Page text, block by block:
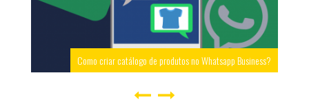
Como criar catálogo de produtos no Whatsapp Business?